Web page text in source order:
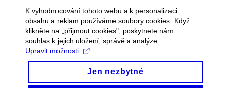
K vyhodnocování tohoto webu a k personalizaci
obsahu a reklam používáme soubory cookies. Když
klikněte na „přijmout cookies", poskytnete nám
souhlas k jejich uložení, správě a analýze.
Upravit možnosti
Jen nezbytné